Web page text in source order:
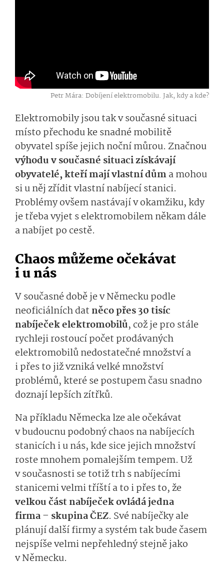
Petr Mára: Dobíjení elektromobilu. Jak, kdy a kde?
Elektromobily jsou tak v současné situaci
místo přechodu ke snadné mobilitě
obyvatel spíše jejich noční můrou. Značnou
výhodu v současné situaci získávají
obyvatelé, kteří mají vlastní důma mohou
si u něj zřídit vlastní nabíjecí stanici.
Problémy ovšem nastávají v okamžiku, kdy
je třeba vyjet s elektromobilem někam dále
a nabíjet po cestě.
Chaos můžeme očekávat
i u nás
V současné době je v Německu podle
neoficiálních dat něco přes 30 tisíc
nabíječek elektromobilů, což je pro stále
rychleji rostoucí počet prodávaných
elektromobilů nedostatečné množství a
i přes to již vzniká velké množství
problémů, které se postupem času snadno
doznají lepších zítřků.
Na příkladu Německa lze ale očekávat
v budoucnu podobný chaos na nabíjecích
stanicích i u nás, kde sice jejich množství
roste mnohem pomalejším tempem. Už
v současnosti se totiž trh s nabíjecími
stanicemi velmi tříští a to i přes to, že
velkou část nabíječek ovládá jedna
firma – skupina ČEZ. Své nabíječky ale
plánují další firmy a systém tak bude časem
nejspíše velmi nepřehledný stejně jako
v Německu.